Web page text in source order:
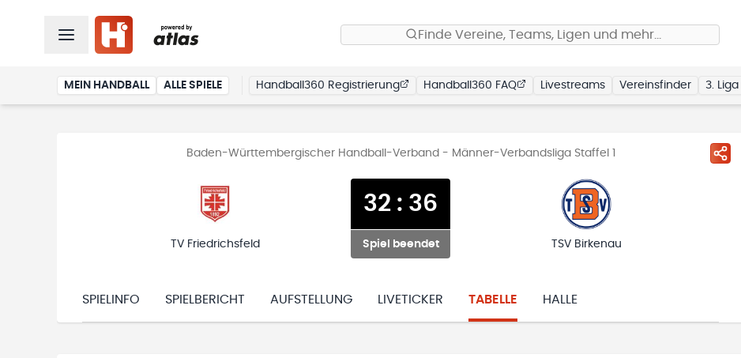
Finde Vereine, Teams, Ligen und mehr…
MEIN HANDBALL ALLE SPIELE Handball360 Registrierung Handball360 FAQ Livestreams Vereinsfinder 3. Liga
Baden-Württembergischer Handball-Verband - Männer-Verbandsliga Staffel 1
TV Friedrichsfeld
32 : 36
Spiel beendet TSV Birkenau
SPIELINFO SPIELBERICHT AUFSTELLUNG LIVETICKER TABELLE HALLE